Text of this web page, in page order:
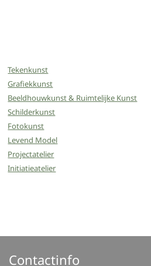
Tekenkunst
Grafiekkunst
Beeldhouwkunst & Ruimtelijke Kunst
Schilderkunst
Fotokunst
Levend Model
Projectatelier
Initiatieatelier
Contactinfo